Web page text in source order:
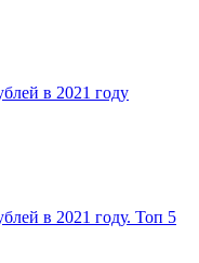
в 2021 году
в 2021 году. Топ 5